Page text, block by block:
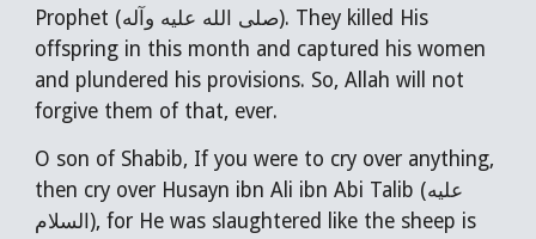
Prophet (صلى الله عليه وآله). They killed His
offspring in this month and captured his women
and plundered his provisions. So, Allah will not
forgive them of that, ever.
O son of Shabib, If you were to cry over anything,
then cry over Husayn ibn Ali ibn Abi Talib (عليه
السلام), for He was slaughtered like the sheep is